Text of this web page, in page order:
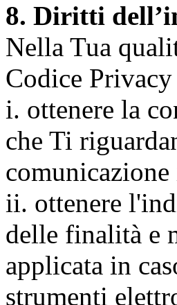
8. Diritti
Nella Tua
Codice
i. ottenere la
che Ti
ii. ottenere
delle finalità e
applicata in
strumenti